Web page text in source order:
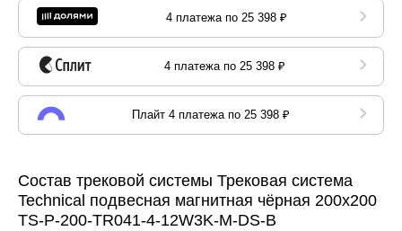
4 платежа по 25 398 ₽
4 платежа по 25 398 ₽
Плайт 4 платежа по 25 398 ₽
Состав трековой системы Трековая система
Technical подвесная магнитная чёрная 200x200
TS-P-200-TR041-4-12W3K-M-DS-B